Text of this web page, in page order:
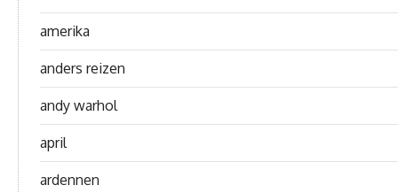
amerika
anders reizen
andy warhol
april
ardennen